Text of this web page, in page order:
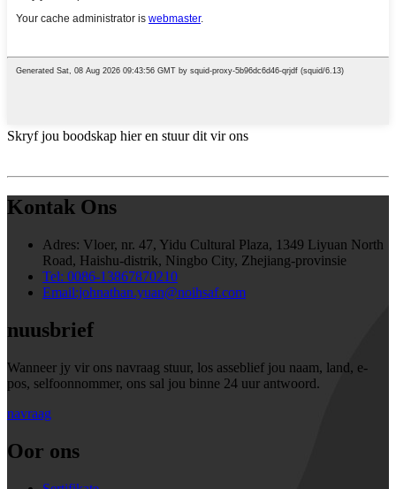
Skryf jou boodskap hier en stuur dit vir ons
Kontak Ons
Adres: Vloer, nr. 47, Yidu Cultural Plaza, 1349 Liyuan North
Road, Haishu-distrik, Ningbo City, Zhejiang-provinsie
Tel: 0086-13867870210
Email:johnathan.yuan@noihsaf.com
nuusbrief
Wanneer jy vir ons navraag stuur, los asseblief jou naam, land, e-
pos, selfoonnommer, ons sal jou binne 24 uur antwoord.
navraag
Oor ons